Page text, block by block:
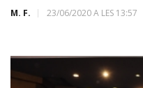
M. F. 23/06/2020 A LES 13:57